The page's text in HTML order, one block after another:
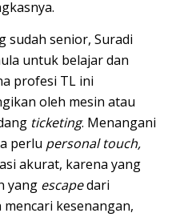
sudah senior, Suradi
untuk belajar dan
profesi TL ini
oleh mesin atau
ticketing. Menangani
perlu personal touch,
akurat, karena yang
yang escapedari
kesenangan,